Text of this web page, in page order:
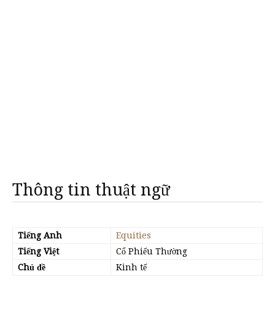
Thông tin thuật ngữ
Tiếng Anh
Equities
Tiếng Việt
Cổ Phiếu Thường
Chủ đề
Kinh tế